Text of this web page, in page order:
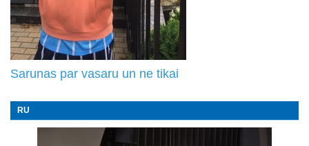
Sarunas par vasaru un ne tikai
RU